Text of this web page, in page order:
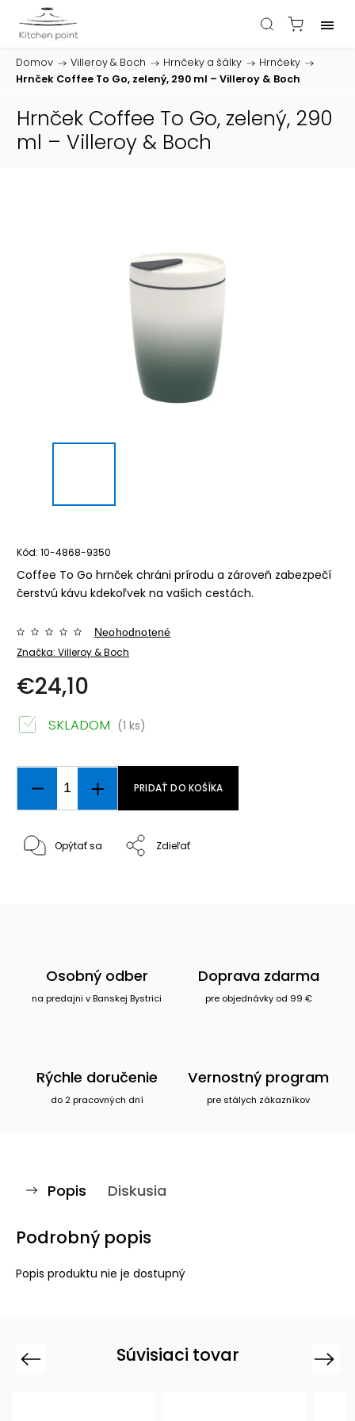
Domov / Villeroy & Boch / Hrnčeky a šálky / Hrnčeky /
Hrnček Coffee To Go, zelený, 290 ml – Villeroy & Boch
Hrnček Coffee To Go, zelený, 290
ml – Villeroy & Boch
Kód: 10-4868-9350
Coffee To Go hrnček chráni prírodu a zároveň zabezpečí
čerstvú kávu kdekoľvek na vašich cestách.
Značka: Villeroy & Boch
Neohodnotené
€24,10
SKLADOM (1 ks)
PRIDAŤ DO KOŠÍKA
Opýtať sa Zdieľať
Osobný odber
na predajni v Banskej Bystrici
Doprava zdarma
pre objednávky od 99 €
Rýchle doručenie
do 2 pracovných dní
Vernostný program
pre stálych zákazníkov
Popis Diskusia
Podrobný popis
Popis produktu nie je dostupný
Súvisiaci tovar
Previous Next